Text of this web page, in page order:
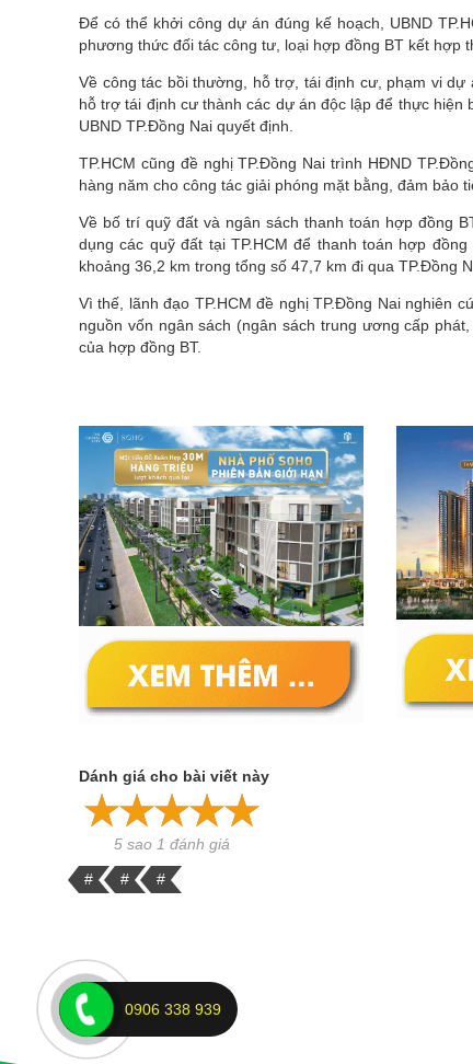
Để có thể khởi công dự án đúng kế hoạch, UBND
phương thức đối tác công tư, loại hợp đồng BT kết hợp
Về công tác bồi thường, hỗ trợ, tái định cư, phạm vi dự
hỗ trợ tái định cư thành các dự án độc lập để thực
UBND TP.Đồng Nai quyết định.
TP.HCM cũng đề nghị TP.Đồng Nai trình HĐND
hàng năm cho công tác giải phóng mặt bằng, đảm bảo
Về bố trí quỹ đất và ngân sách thanh toán hợp đồng
dụng các quỹ đất tại TP.HCM để thanh toán hợp
khoảng 36,2 km trong tổng số 47,7 km đi qua TP.Đồng
Vì thế, lãnh đạo TP.HCM đề nghị TP.Đồng Nai nghiên
nguồn vốn ngân sách (ngân sách trung ương cấp
của hợp đồng BT.
Dánh giá cho bài viết này
5 sao 1 đánh giá
#
# #
0906 338 939